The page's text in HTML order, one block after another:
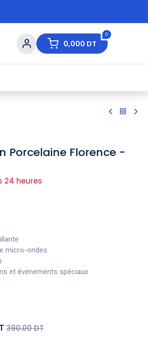
0
0,000 DT
Porcelaine Florence -
24 heures
micro-ondes
et événements spéciaux
390.00 DT